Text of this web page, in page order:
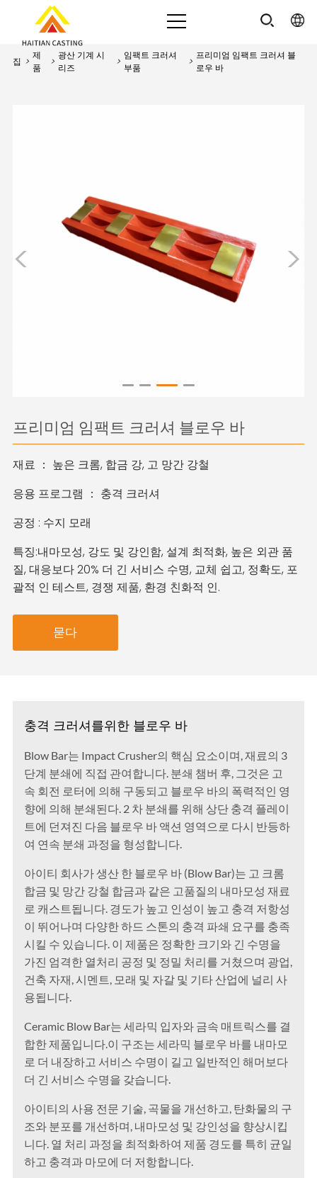
집 >
제
품
>
광산 기계 시
리즈
>
임팩트 크러셔
부품
>
프리미엄 임팩트 크러셔 블
로우 바
>
<
프리미엄 임팩트 크러셔 블로우 바
재료 ： 높은 크롬, 합금 강, 고 망간 강철
응용 프로그램 ： 충격 크러셔
공정 : 수지 모래
특징:내마모성, 강도 및 강인함, 설계 최적화, 높은 외관 품
질, 대응보다 20% 더 긴 서비스 수명, 교체 쉽고, 정확도, 포
괄적 인 테스트, 경쟁 제품, 환경 친화적 인.
묻다
충격 크러셔를위한 블로우 바
Blow Bar는 Impact Crusher의 핵심 요소이며, 재료의 3
단계 분쇄에 직접 관여합니다. 분쇄 챔버 후, 그것은 고
속 회전 로터에 의해 구동되고 블로우 바의 폭력적인 영
향에 의해 분쇄된다. 2 차 분쇄를 위해 상단 충격 플레이
트에 던져진 다음 블로우 바 액션 영역으로 다시 반등하
여 연속 분쇄 과정을 형성합니다.
아이티 회사가 생산 한 블로우 바 (Blow Bar)는 고 크롬
합금 및 망간 강철 합금과 같은 고품질의 내마모성 재료
로 캐스트됩니다. 경도가 높고 인성이 높고 충격 저항성
이 뛰어나며 다양한 하드 스톤의 충격 파쇄 요구를 충족
시킬 수 있습니다. 이 제품은 정확한 크기와 긴 수명을
가진 엄격한 열처리 공정 및 정밀 처리를 거쳤으며 광업,
건축 자재, 시멘트, 모래 및 자갈 및 기타 산업에 널리 사
용됩니다.
Ceramic Blow Bar는 세라믹 입자와 금속 매트릭스를 결
합한 제품입니다.이 구조는 세라믹 블로우 바를 내마모
로 더 내장하고 서비스 수명이 길고 일반적인 해머보다
더 긴 서비스 수명을 갖습니다.
아이티의 사용 전문 기술, 곡물을 개선하고, 탄화물의 구
조와 분포를 개선하며, 내마모성 및 강인성을 향상시킵
니다. 열 처리 과정을 최적화하여 제품 경도를 특히 균일
하고 충격과 마모에 더 저항합니다.